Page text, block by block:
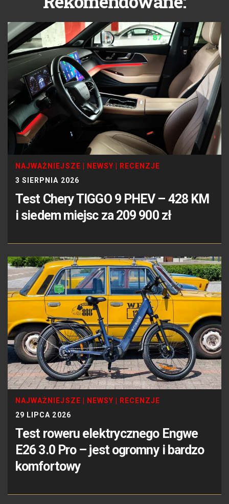
NAJWAŻNIEJSZE NEWSY
RECENZJE
3 SIERPNIA 2026
Test Chery TIGGO 9 PHEV – 428 KM
i siedem miejsc za 209 900 zł
NAJWAŻNIEJSZE NEWSY
RECENZJE
29 LIPCA 2026
Test roweru elektrycznego Engwe
E26 3.0 Pro – jest ogromny i bardzo
komfortowy